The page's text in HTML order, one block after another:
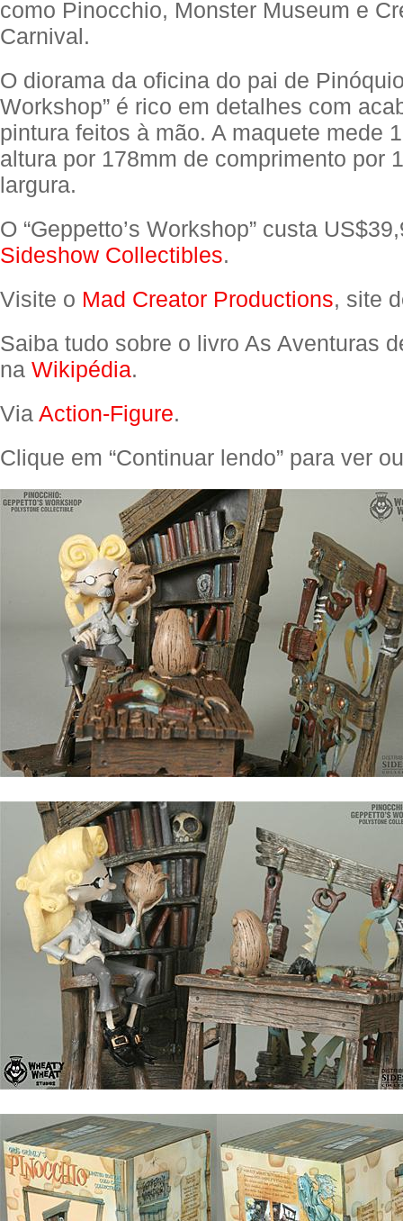
como Pinocchio, Monster Museum e
Carnival.
O diorama da oficina do pai de
Workshop” é rico em detalhes com
pintura feitos à mão. A maquete mede
altura por 178mm de comprimento por
largura.
O “Geppetto’s Workshop” custa
Sideshow Collectibles.
Visite o Mad Creator Productions, site
Saiba tudo sobre o livro As Aventuras
na Wikipédia.
Via Action-Figure.
Clique em “Continuar lendo” para ver